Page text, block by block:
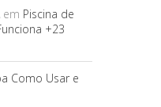
em Piscina de
+23
Como Usar e